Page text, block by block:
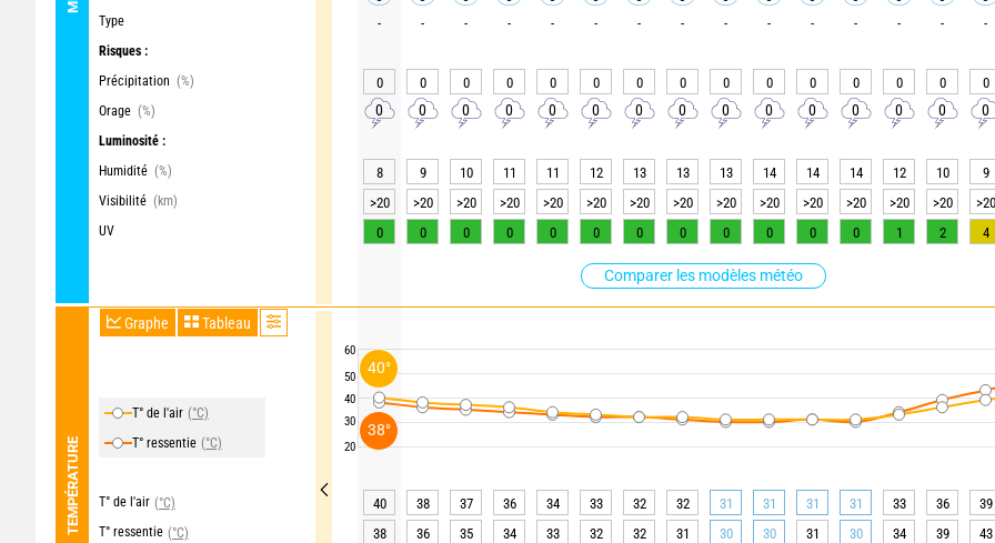
Type
Risques :
Précipitation (%)
Orage (%)
Luminosité :
Humidité (%)
Visibilité (km)
UV
Comparer les modèles météo
TEMPÉRATURE
Graphe Tableau
T° de l'air (°C)
T° ressentie (°C)
T° de l'air (°C)
T° ressentie (°C)
60
50
40
30
20
- - - - - - - - - - - - - - -
0 0 0 0 0 0 0 0 0 0 0 0 0 0 0
0 0 0 0 0 0 0 0 0 0 0 0 0 0 0
8 9 10 11 11 12 13 13 13 14 14 14 12 10 9
>20
>20 >20 >20 >20 >20 >20 >20 >20 >20 >20 >20 >20 >20 >20
0
0 0 0 0 0 0 0 0 0 0 0 1 2 4
40 38 37 36 34 33 32 32 31 31 31 31 33 36 39
38
36 35 34 33 32 32 31 30 30 31 30 34 39 43
40°
38°